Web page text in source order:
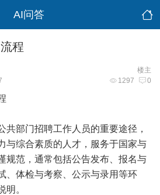
AI问答
程
楼主
1297 0
共部门招聘工作人员的重要途径，
与综合素质的人才，服务于国家与
规范，通常包括公告发布、报名与
、体检与考察、公示与录用等环
明。